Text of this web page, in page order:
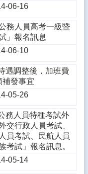
06-16
務人員高考一級暨
」報名訊息
06-10
遇調整後，加班費
補發事宜
05-26
務人員特種考試外
交行政人員考試、
員考試、民航人員
考試」報名訊息。
05-14